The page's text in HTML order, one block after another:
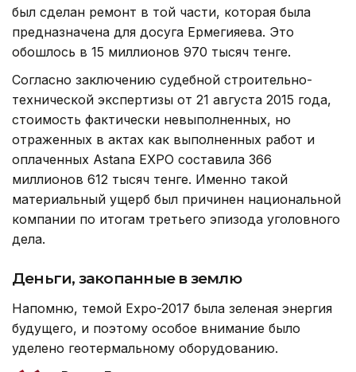
был сделан ремонт в той части, которая была
предназначена для досуга Ермегияева. Это
обошлось в 15 миллионов 970 тысяч тенге.
Согласно заключению судебной строительно-
технической экспертизы от 21 августа 2015 года,
стоимость фактически невыполненных, но
отраженных в актах как выполненных работ и
оплаченных Astana EXPO составила 366
миллионов 612 тысяч тенге. Именно такой
материальный ущерб был причинен национальной
компании по итогам третьего эпизода уголовного
дела.
Деньги, закопанные в землю
Напомню, темой Expo-2017 была зеленая энергия
будущего, и поэтому особое внимание было
уделено геотермальному оборудованию.